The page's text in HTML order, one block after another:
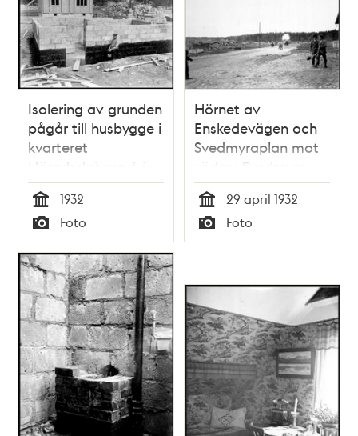
Isolering av grunden
pågår till husbygge i
kvarteret
Häradsskrivren 6 i
Svedmyras
småstugeområde
Tid
1932
Typ
Foto
Hörnet av
Enskedevägen och
Svedmyraplan mot
söder i Svedmyra
småstugeområde
som är under
byggnad
Tid
29 april 1932
Typ
Foto